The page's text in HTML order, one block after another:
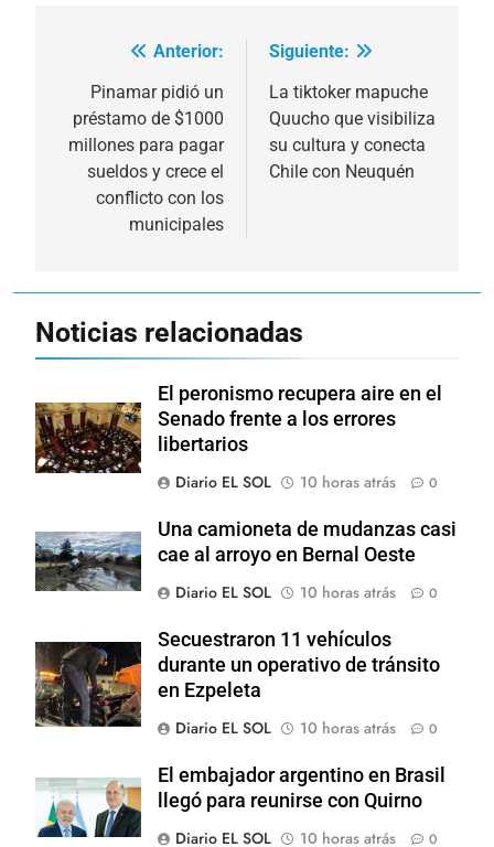
Navegación
entradas
Anterior:
Pinamar pidió un
préstamo de $1000
millones para pagar
sueldos y crece el
conflicto con los
municipales
Siguiente:
La tiktoker mapuche
Quucho que visibiliza
su cultura y conecta
Chile con Neuquén
Noticias relacionadas
El peronismo recupera aire en el
Senado frente a los errores
libertarios
Diario EL SOL
10 horas atrás 0
Una camioneta de mudanzas casi
cae al arroyo en Bernal Oeste
Diario EL SOL
10 horas atrás 0
Secuestraron 11 vehículos
durante un operativo de tránsito
en Ezpeleta
Diario EL SOL
10 horas atrás 0
El embajador argentino en Brasil
llegó para reunirse con Quirno
Diario EL SOL
10 horas atrás 0